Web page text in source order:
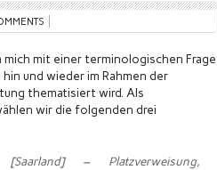
mit einer terminologischen Frage
und wieder im Rahmen der
thematisiert wird. Als
wir die folgenden drei
– Platzverweisung,